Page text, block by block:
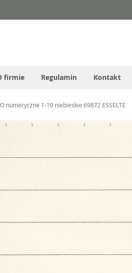
firmie Regulamin Kontakt
numeryczne 1-10 niebieskie 69872 ESSELTE